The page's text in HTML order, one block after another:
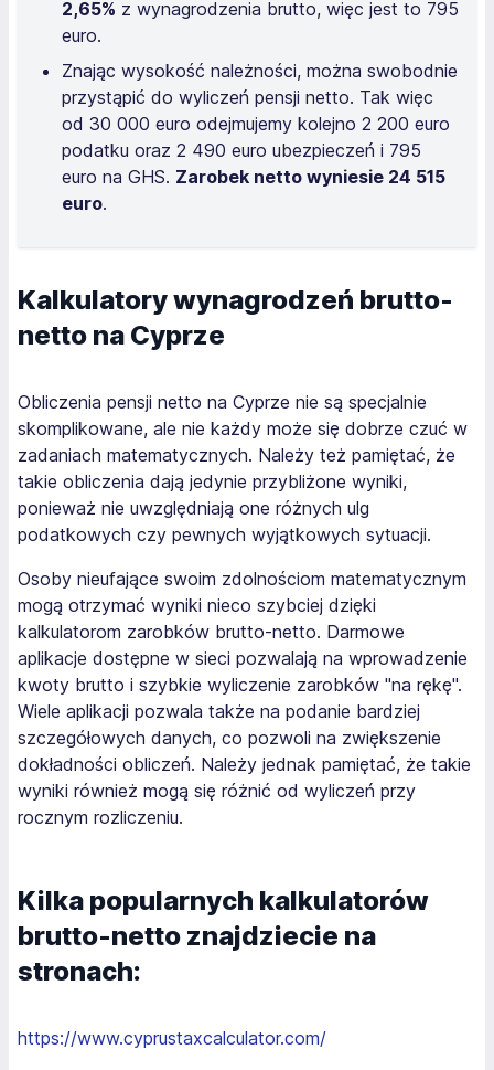
2,65% z wynagrodzenia brutto, więc jest to 795
euro.
Znając wysokość należności, można swobodnie
przystąpić do wyliczeń pensji netto. Tak więc
od 30 000 euro odejmujemy kolejno 2 200 euro
podatku oraz 2 490 euro ubezpieczeń i 795
euro na GHS. Zarobek netto wyniesie 24 515
euro.
Kalkulatory wynagrodzeń brutto-
netto na Cyprze
Obliczenia pensji netto na Cyprze nie są specjalnie
skomplikowane, ale nie każdy może się dobrze czuć w
zadaniach matematycznych. Należy też pamiętać, że
takie obliczenia dają jedynie przybliżone wyniki,
ponieważ nie uwzględniają one różnych ulg
podatkowych czy pewnych wyjątkowych sytuacji.
Osoby nieufające swoim zdolnościom matematycznym
mogą otrzymać wyniki nieco szybciej dzięki
kalkulatorom zarobków brutto-netto. Darmowe
aplikacje dostępne w sieci pozwalają na wprowadzenie
kwoty brutto i szybkie wyliczenie zarobków "na rękę".
Wiele aplikacji pozwala także na podanie bardziej
szczegółowych danych, co pozwoli na zwiększenie
dokładności obliczeń. Należy jednak pamiętać, że takie
wyniki również mogą się różnić od wyliczeń przy
rocznym rozliczeniu.
Kilka popularnych kalkulatorów
brutto-netto znajdziecie na
stronach:
https://www.cyprustaxcalculator.com/